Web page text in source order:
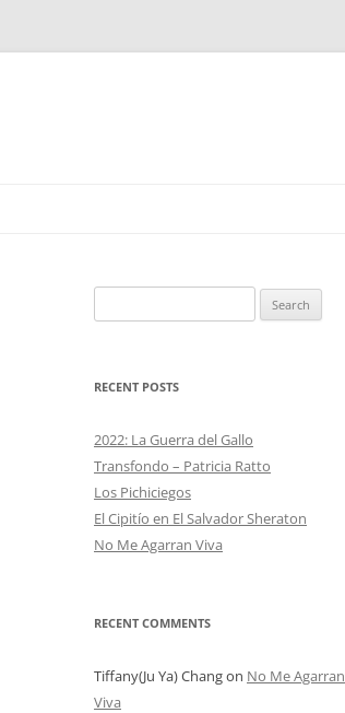
for:
RECENT POSTS
2022: La Guerra del Gallo
Transfondo – Patricia Ratto
Los Pichiciegos
El Cipitío en El Salvador Sheraton
No Me Agarran Viva
RECENT COMMENTS
Tiffany(Ju Ya) Changon No Me Agarran
Viva